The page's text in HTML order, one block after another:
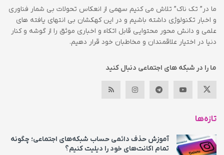
ما در” تک ناک” تلاش می کنیم سهمی از انعکاس تحولات بی شمار فناوری
و اخبار تکنولوژی داشته باشیم و در این کهکشان بی انتهای یافته های
علمی و دانش محور محتوایی قابل اتکاء و اخباری موثق را از گوشه و کنار
دنیا در اختیار علاقمندان و مخاطبان خود قرار دهیم.
ما را در شبکه های اجتماعی دنبال کنید
تازه‌ها
آموزش حذف دائمی حساب شبکه‌های اجتماعی؛ چگونه
تمام اکانت‌های خود را دیلیت کنیم؟